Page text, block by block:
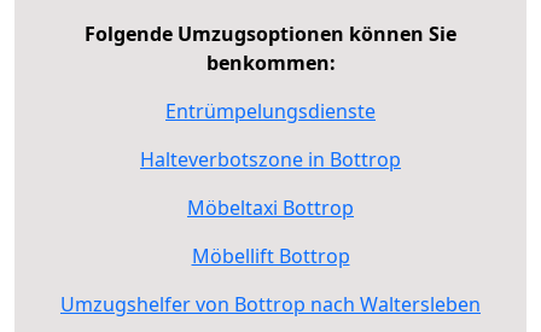
Folgende Umzugsoptionen können Sie
benkommen:
Entrümpelungsdienste
Halteverbotszone in Bottrop
Möbeltaxi Bottrop
Möbellift Bottrop
Umzugshelfer von Bottrop nach Waltersleben